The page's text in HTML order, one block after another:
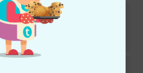
Fusion Flats FF1046 Regular
30
lieferbar
€